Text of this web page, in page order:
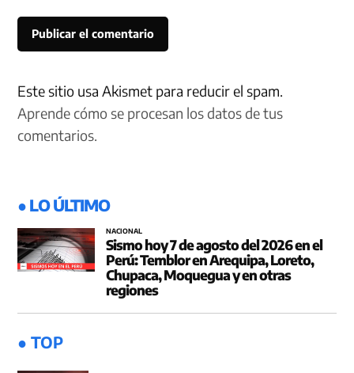
Este sitio usa Akismet para reducir el spam.
Aprende cómo se procesan los datos de tus
comentarios.
● LO ÚLTIMO
NACIONAL
Sismo hoy 7 de agosto del 2026 en el
Perú: Temblor en Arequipa, Loreto,
Chupaca, Moquegua y en otras
regiones
● TOP